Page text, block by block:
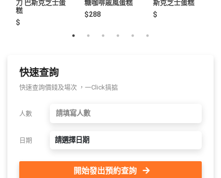
力 巴斯克芝士蛋
糕
$
糖咖啡戚風蛋糕
$288
斯克芝士蛋糕
$
快速查詢
快速查詢價錢及場次 ，一Click搞掂
人數
日期 請選擇日期
開始發出預約查詢